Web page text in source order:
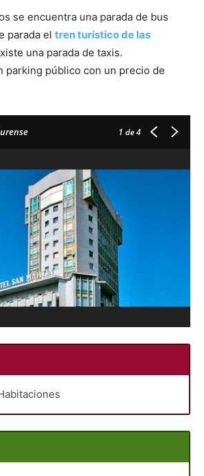
se encuentra una parada de bus
parada el tren turístico de las
una parada de taxis.
parking público con un precio de
1 de 4